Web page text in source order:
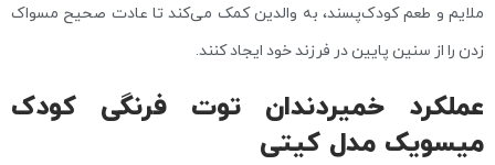
ملایم و طعم کودک‌پسند، به والدین کمک می‌کند تا عادت صحیح مسواک
زدن را از سنین پایین در فرزند خود ایجاد کنند.
عملکرد خمیردندان توت فرنگی کودک
میسویک مدل کیتی